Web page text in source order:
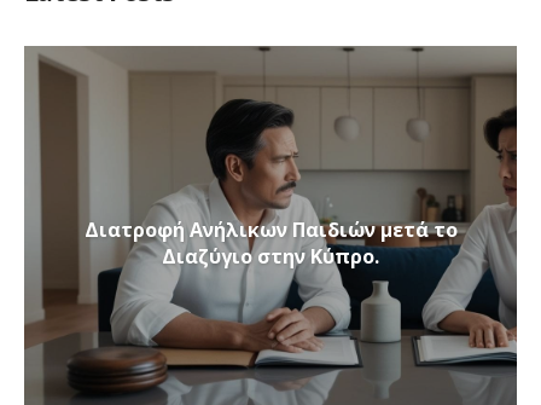
Διατροφή Ανήλικων Παιδιών μετά το
Διαζύγιο στην Κύπρο.